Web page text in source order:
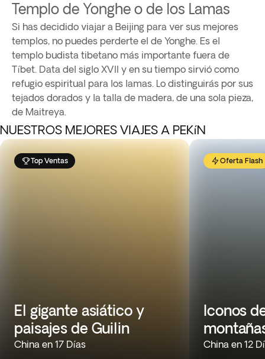
Templo de Yonghe o de los Lamas
Si has decidido viajar a Beijing para ver sus mejores
templos, no puedes perderte el de Yonghe. Es el
templo budista tibetano más importante fuera de
Tíbet. Data del siglo XVII y en su tiempo sirvió como
refugio espiritual para los lamas. Lo distinguirás por sus
tejados dorados y la talla de madera, de una sola pieza,
de Maitreya.
NUESTROS MEJORES VIAJES A PEKíN
Top Ventas
El gigante asiático y
paisajes de Guilin
China en 17 Días
Oferta Flash
Iconos
China en 12